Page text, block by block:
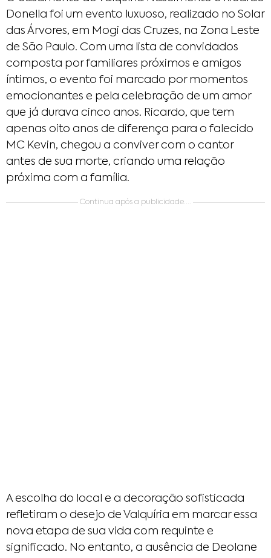
Donella foi um evento luxuoso, realizado no Solar
das Árvores, em Mogi das Cruzes, na Zona Leste
de São Paulo. Com uma lista de convidados
composta por familiares próximos e amigos
íntimos, o evento foi marcado por momentos
emocionantes e pela celebração de um amor
que já durava cinco anos. Ricardo, que tem
apenas oito anos de diferença para o falecido
MC Kevin, chegou a conviver com o cantor
antes de sua morte, criando uma relação
próxima com a família.
Continua após a publicidade....
A escolha do local e a decoração sofisticada
refletiram o desejo de Valquíria em marcar essa
nova etapa de sua vida com requinte e
significado. No entanto, a ausência de Deolane